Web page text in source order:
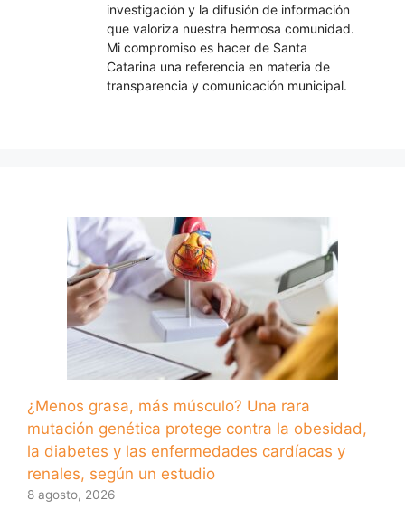
investigación y la difusión de información
que valoriza nuestra hermosa comunidad.
Mi compromiso es hacer de Santa
Catarina una referencia en materia de
transparencia y comunicación municipal.
¿Menos grasa, más músculo? Una rara
mutación genética protege contra la obesidad,
la diabetes y las enfermedades cardíacas y
renales, según un estudio
8 agosto, 2026